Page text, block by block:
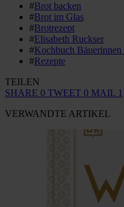
#Brot backen
#Brot im Glas
#Brotrezept
#Elisabeth Ruckser
#Kochbuch
#Rezepte
TEILEN
SHARE 0 TWEET 0 MAIL 1
VERWANDTE ARTIKEL